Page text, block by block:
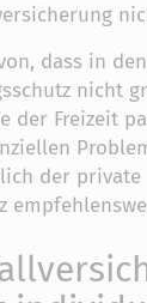
dass in
nicht
der Freizeit
der private